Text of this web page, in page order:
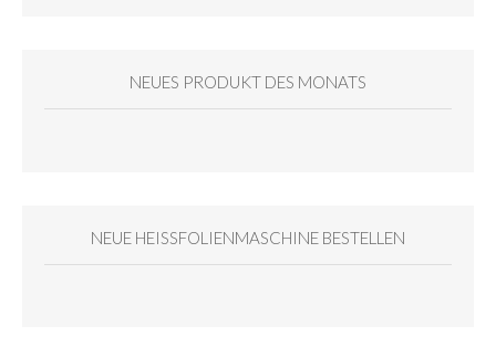
NEUES PRODUKT DES MONATS
NEUE HEISSFOLIENMASCHINE BESTELLEN